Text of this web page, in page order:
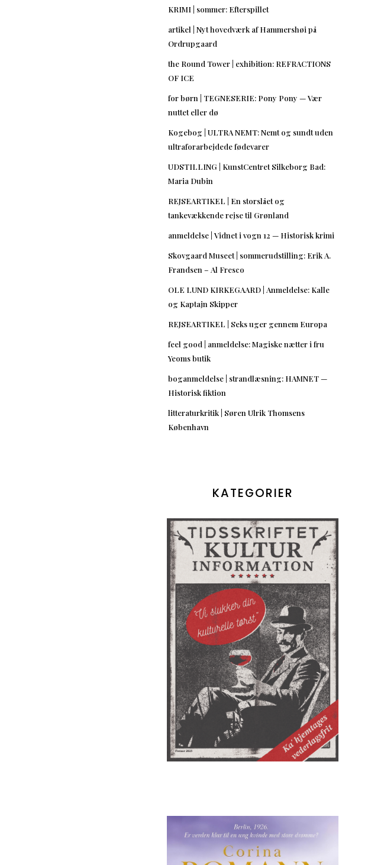
KRIMI | sommer: Efterspillet
artikel | Nyt hovedværk af Hammershøi på
Ordrupgaard
the Round Tower | exhibition: REFRACTIONS
OF ICE
for børn | TEGNESERIE: Pony Pony — Vær
nuttet eller dø
Kogebog | ULTRA NEMT: Nemt og sundt uden
ultraforarbejdede fødevarer
UDSTILLING | KunstCentret Silkeborg Bad:
Maria Dubin
REJSEARTIKEL | En storslået og
tankevækkende rejse til Grønland
anmeldelse | Vidnet i vogn 12 — Historisk krimi
Skovgaard Museet | sommerudstilling: Erik A.
Frandsen – Al Fresco
OLE LUND KIRKEGAARD | Anmeldelse: Kalle
og Kaptajn Skipper
REJSEARTIKEL | Seks uger gennem Europa
feel good | anmeldelse: Magiske nætter i fru
Yeoms butik
boganmeldelse | strandlæsning: HAMNET —
Historisk fiktion
litteraturkritik | Søren Ulrik Thomsens
København
KATEGORIER